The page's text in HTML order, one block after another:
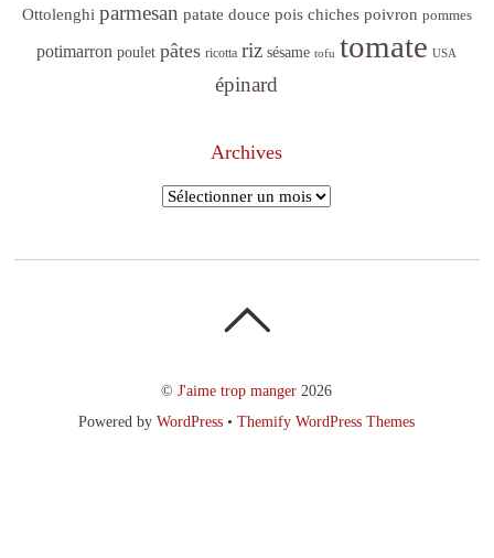
Ottolenghi parmesan patate douce pois chiches poivron pommes
potimarron poulet pâtes ricotta riz sésame tofu tomate USA
épinard
Archives
Archives
©J'aime trop manger 2026
Powered byWordPress •Themify WordPress Themes